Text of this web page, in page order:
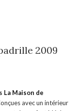
2009
La Maison de
avec un intérieur